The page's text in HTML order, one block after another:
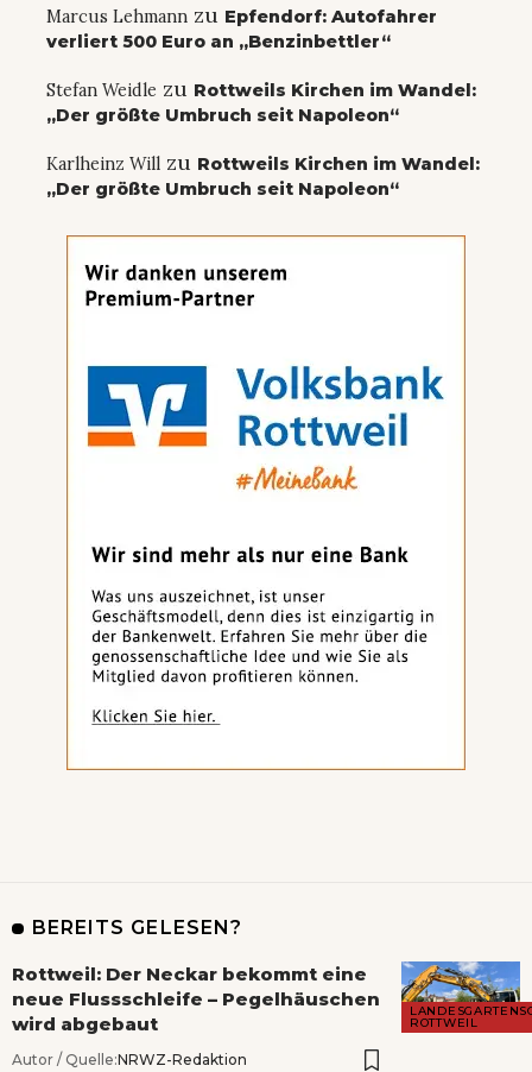
Marcus Lehmann zu Epfendorf: Autofahrer
verliert 500 Euro an „Benzinbettler“
Stefan Weidle zu Rottweils Kirchen im Wandel:
„Der größte Umbruch seit Napoleon“
Karlheinz Will zu Rottweils Kirchen im Wandel:
„Der größte Umbruch seit Napoleon“
BEREITS GELESEN?
ROTTWEIL
Rottweil: Der Neckar bekommt eine
neue Flussschleife – Pegelhäuschen
wird abgebaut
Autor / Quelle:NRWZ-Redaktion